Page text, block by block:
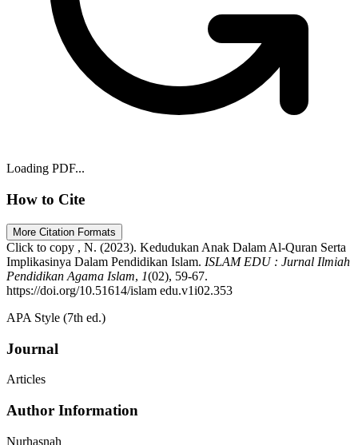
Loading PDF...
How to Cite
More Citation Formats
Click to copy , N. (2023). Kedudukan Anak Dalam Al-Quran Serta
Implikasinya Dalam Pendidikan Islam. ISLAM EDU : Jurnal Ilmiah
Pendidikan Agama Islam, 1(02), 59-67.
https://doi.org/10.51614/islam edu.v1i02.353
APA Style (7th ed.)
Journal
Articles
Author Information
Nurhasnah